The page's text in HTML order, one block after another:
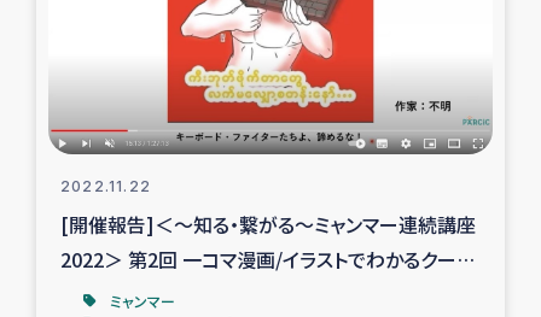
ガザ地区における被災住民への緊急支援
ガザ地区酪農を通した女性グループの生計支援
フェアトレード事業
2022.11.22
[開催報告]＜～知る・繋がる～ミャンマー連続講座
2022＞ 第2回 一コマ漫画/イラストでわかるクーデ
ター後のミャンマー
ミャンマー